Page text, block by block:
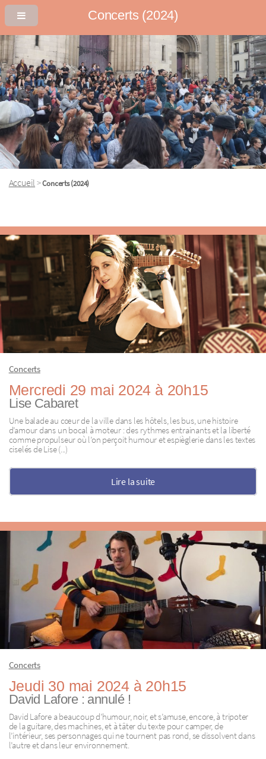
Concerts (2024)
Accueil >Concerts (2024)
Concerts
Mercredi 29 mai 2024 à 20h15
Lise Cabaret
Une balade au cœur de la ville dans les hôtels, les bus, une histoire
d’amour dans un bocal à moteur : des rythmes entrainants et la liberté
comme propulseur où l’on perçoit humour et espièglerie dans les textes
ciselés de Lise (...)
Lire la suite
Concerts
Jeudi 30 mai 2024 à 20h15
David Lafore : annulé !
David Lafore a beaucoup d’humour, noir, et s’amuse, encore, à tripoter
de la guitare, des machines, et à tâter du texte pour camper, de
l’intérieur, ses personnages qui ne tournent pas rond, se dissolvent dans
l’autre et dans leur environnement.